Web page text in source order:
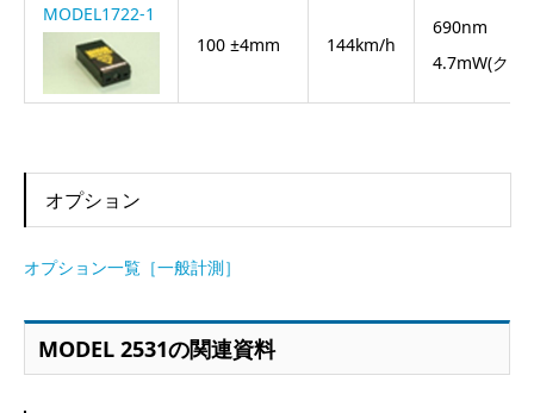
MODEL1722-1
100 ±4mm
144km/h
690nm
4.7mW(クラ
オプション
オプション一覧［一般計測］
MODEL 2531の関連資料